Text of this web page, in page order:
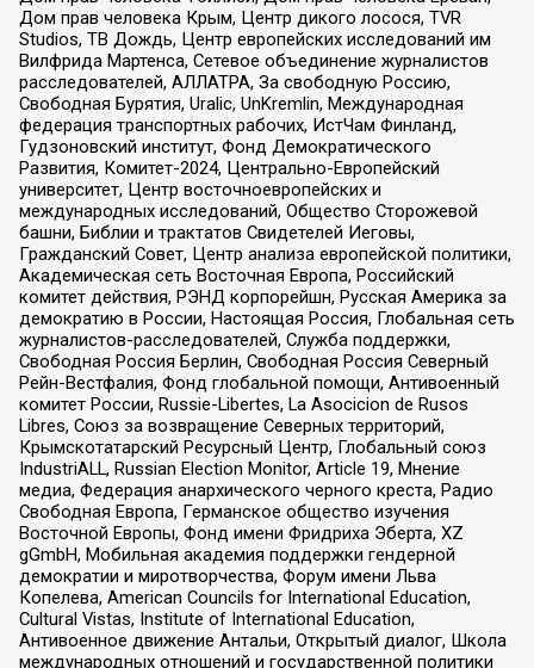
Дом прав человека Крым, Центр дикого лосося, TVR
Studios, ТВ Дождь, Центр европейских исследований им
Вилфрида Мартенса, Сетевое объединение журналистов
расследователей, АЛЛАТРА, За свободную Россию,
Свободная Бурятия, Uralic, UnKremlin, Международная
федерация транспортных рабочих, ИстЧам Финланд,
Гудзоновский институт, Фонд Демократического
Развития, Комитет-2024, Центрально-Европейский
университет, Центр восточноевропейских и
международных исследований, Общество Сторожевой
башни, Библии и трактатов Свидетелей Иеговы,
Гражданский Совет, Центр анализа европейской политики,
Академическая сеть Восточная Европа, Российский
комитет действия, РЭНД корпорейшн, Русская Америка за
демократию в России, Настоящая Россия, Глобальная сеть
журналистов-расследователей, Служба поддержки,
Свободная Россия Берлин, Свободная Россия Северный
Рейн-Вестфалия, Фонд глобальной помощи, Антивоенный
комитет России, Russie-Libertes, La Asocicion de Rusos
Libres, Союз за возвращение Северных территорий,
Крымскотатарский Ресурсный Центр, Глобальный союз
IndustriALL, Russian Election Monitor, Article 19, Мнение
медиа, Федерация анархического черного креста, Радио
Свободная Европа, Германское общество изучения
Восточной Европы, Фонд имени Фридриха Эберта, XZ
gGmbH, Мобильная академия поддержки гендерной
демократии и миротворчества, Форум имени Льва
Копелева, American Councils for International Education,
Cultural Vistas, Institute of International Education,
Антивоенное движение Антальи, Открытый диалог, Школа
международных отношений и государственной политики